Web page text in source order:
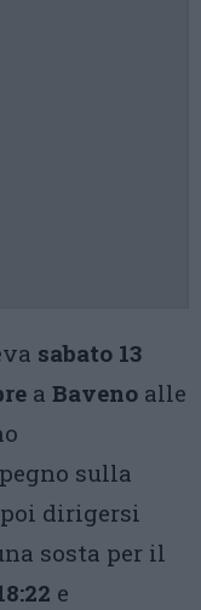
sabato 13
a Baveno alle
sulla
poi dirigersi
sosta per il
e